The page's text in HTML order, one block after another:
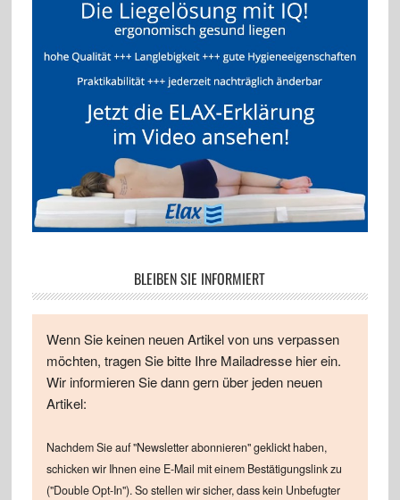
BLEIBEN SIE INFORMIERT
Wenn Sie keinen neuen Artikel von uns verpassen
möchten, tragen Sie bitte Ihre Mailadresse hier ein.
Wir informieren Sie dann gern über jeden neuen
Artikel:
Nachdem Sie auf "Newsletter abonnieren" geklickt haben,
schicken wir Ihnen eine E-Mail mit einem Bestätigungslink zu
("Double Opt-In"). So stellen wir sicher, dass kein Unbefugter